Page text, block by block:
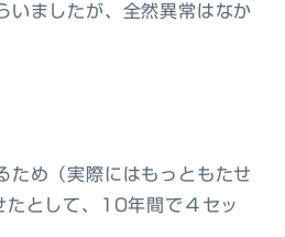
いましたが、全然異常はなか
ため（実際にはもっともたせ
たとして、10年間で４セッ